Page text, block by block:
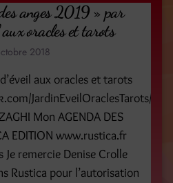
anges 2019 » par
oracles et tarots
2018
aux oracles et tarots
JardinEveilOraclesTarots/
Mon AGENDA DES
EDITION www.rustica.fr
Je remercie Denise Crolle
Rustica pour l’autorisation